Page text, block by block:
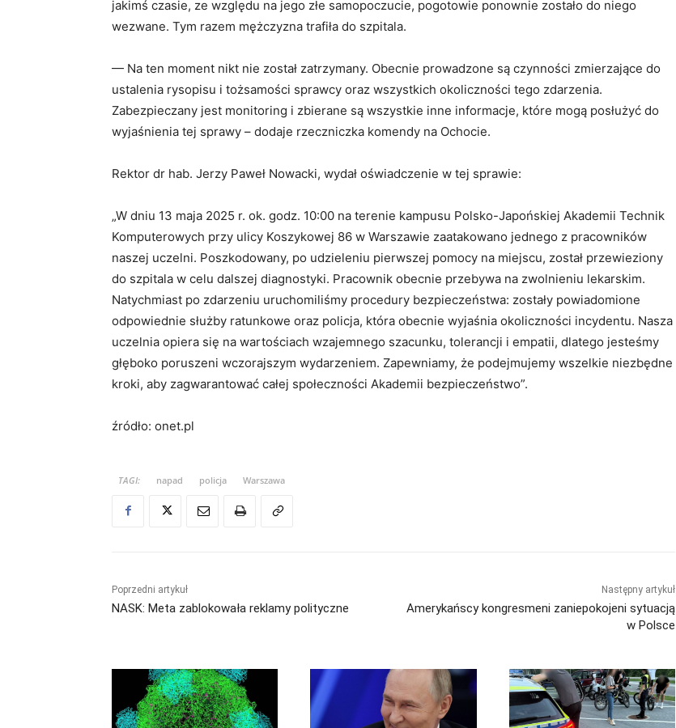
jakimś czasie, ze względu na jego złe samopoczucie, pogotowie ponownie zostało do niego
wezwane. Tym razem mężczyzna trafiła do szpitala.
— Na ten moment nikt nie został zatrzymany. Obecnie prowadzone są czynności zmierzające do
ustalenia rysopisu i tożsamości sprawcy oraz wszystkich okoliczności tego zdarzenia.
Zabezpieczany jest monitoring i zbierane są wszystkie inne informacje, które mogą posłużyć do
wyjaśnienia tej sprawy – dodaje rzeczniczka komendy na Ochocie.
Rektor dr hab. Jerzy Paweł Nowacki, wydał oświadczenie w tej sprawie:
„W dniu 13 maja 2025 r. ok. godz. 10:00 na terenie kampusu Polsko-Japońskiej Akademii Technik
Komputerowych przy ulicy Koszykowej 86 w Warszawie zaatakowano jednego z pracowników
naszej uczelni. Poszkodowany, po udzieleniu pierwszej pomocy na miejscu, został przewieziony
do szpitala w celu dalszej diagnostyki. Pracownik obecnie przebywa na zwolnieniu lekarskim.
Natychmiast po zdarzeniu uruchomiliśmy procedury bezpieczeństwa: zostały powiadomione
odpowiednie służby ratunkowe oraz policja, która obecnie wyjaśnia okoliczności incydentu. Nasza
uczelnia opiera się na wartościach wzajemnego szacunku, tolerancji i empatii, dlatego jesteśmy
głęboko poruszeni wczorajszym wydarzeniem. Zapewniamy, że podejmujemy wszelkie niezbędne
kroki, aby zagwarantować całej społeczności Akademii bezpieczeństwo”.
źródło: onet.pl
TAGI: napad policja Warszawa
Poprzedni artykuł
NASK: Meta zablokowała reklamy polityczne
Następny artykuł
Amerykańscy kongresmeni zaniepokojeni sytuacją
w Polsce